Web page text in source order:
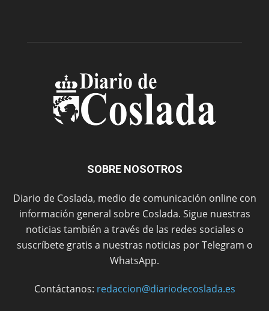
SOBRE NOSOTROS
Diario de Coslada, medio de comunicación online con
información general sobre Coslada. Sigue nuestras
noticias también a través de las redes sociales o
suscríbete gratis a nuestras noticias por Telegram o
WhatsApp.
Contáctanos: redaccion@diariodecoslada.es